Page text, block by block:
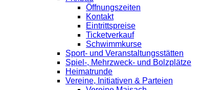
Öffnungszeiten
Kontakt
Eintrittspreise
Ticketverkauf
Schwimmkurse
Sport- und Veranstaltungsstätten
Spiel-, Mehrzweck- und Bolzplätze
Heimatrunde
Vereine, Initiativen & Parteien